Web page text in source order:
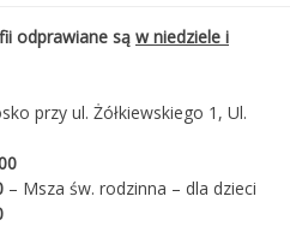
odprawiane są w niedziele i
przy ul. Żółkiewskiego 1, Ul.
– Msza św. rodzinna – dla dzieci